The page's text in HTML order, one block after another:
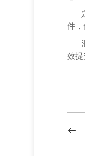
件，
效提